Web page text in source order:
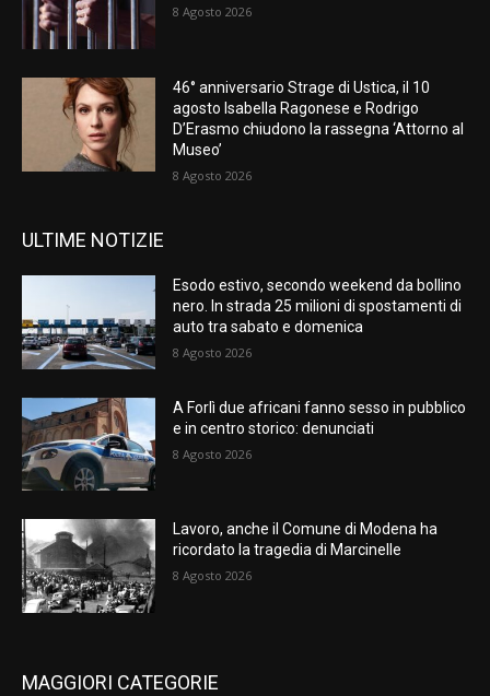
8 Agosto 2026
46° anniversario Strage di Ustica, il 10
agosto Isabella Ragonese e Rodrigo
D’Erasmo chiudono la rassegna ‘Attorno al
Museo’
8 Agosto 2026
ULTIME NOTIZIE
Esodo estivo, secondo weekend da bollino
nero. In strada 25 milioni di spostamenti di
auto tra sabato e domenica
8 Agosto 2026
A Forlì due africani fanno sesso in pubblico
e in centro storico: denunciati
8 Agosto 2026
Lavoro, anche il Comune di Modena ha
ricordato la tragedia di Marcinelle
8 Agosto 2026
MAGGIORI CATEGORIE